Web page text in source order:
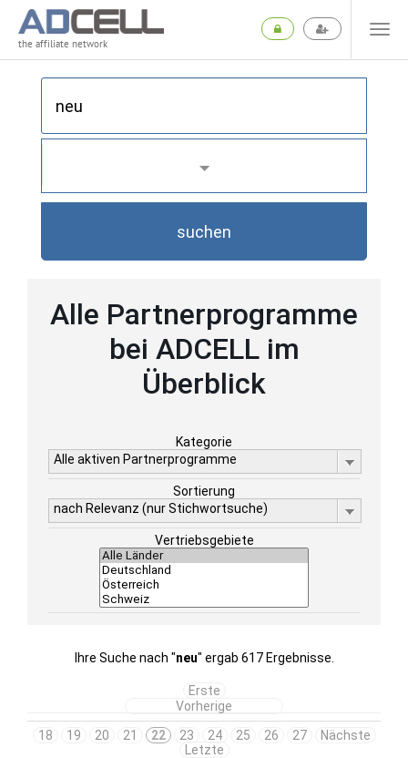
the affiliate network
suchen
Alle Partnerprogramme
bei ADCELL im
Überblick
Kategorie
Alle aktiven Partnerprogramme
Sortierung
nach Relevanz (nur Stichwortsuche)
Vertriebsgebiete
Ihre Suche nach "neu" ergab 617 Ergebnisse.
Erste
Vorherige
18
19 20 21 22 23 24 25 26 27
Nächste
Letzte